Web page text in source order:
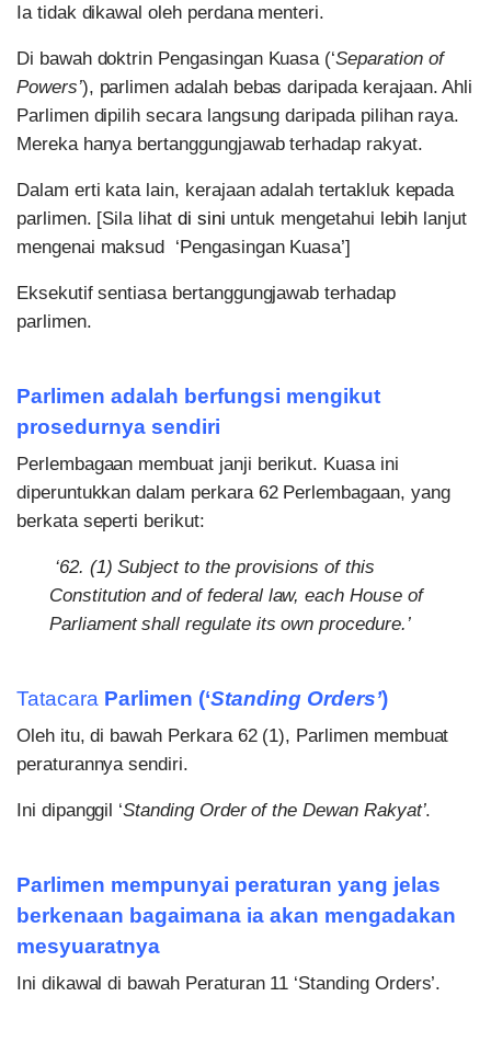
Ia tidak dikawal oleh perdana menteri.
Di bawah doktrin Pengasingan Kuasa (‘Separation of
Powers’), parlimen adalah bebas daripada kerajaan. Ahli
Parlimen dipilih secara langsung daripada pilihan raya.
Mereka hanya bertanggungjawab terhadap rakyat.
Dalam erti kata lain, kerajaan adalah tertakluk kepada
parlimen. [Sila lihat di sini untuk mengetahui lebih lanjut
mengenai maksud ‘Pengasingan Kuasa’]
Eksekutif sentiasa bertanggungjawab terhadap
parlimen.
Parlimen adalah berfungsi mengikut
prosedurnya sendiri
Perlembagaan membuat janji berikut. Kuasa ini
diperuntukkan dalam perkara 62 Perlembagaan, yang
berkata seperti berikut:
‘62. (1) Subject to the provisions of this
Constitution and of federal law, each House of
Parliament shall regulate its own procedure.’
Tatacara Parlimen (‘Standing Orders’)
Oleh itu, di bawah Perkara 62 (1), Parlimen membuat
peraturannya sendiri.
Ini dipanggil ‘Standing Order of the Dewan Rakyat’.
Parlimen mempunyai peraturan yang jelas
berkenaan bagaimana ia akan mengadakan
mesyuaratnya
Ini dikawal di bawah Peraturan 11 ‘Standing Orders’.